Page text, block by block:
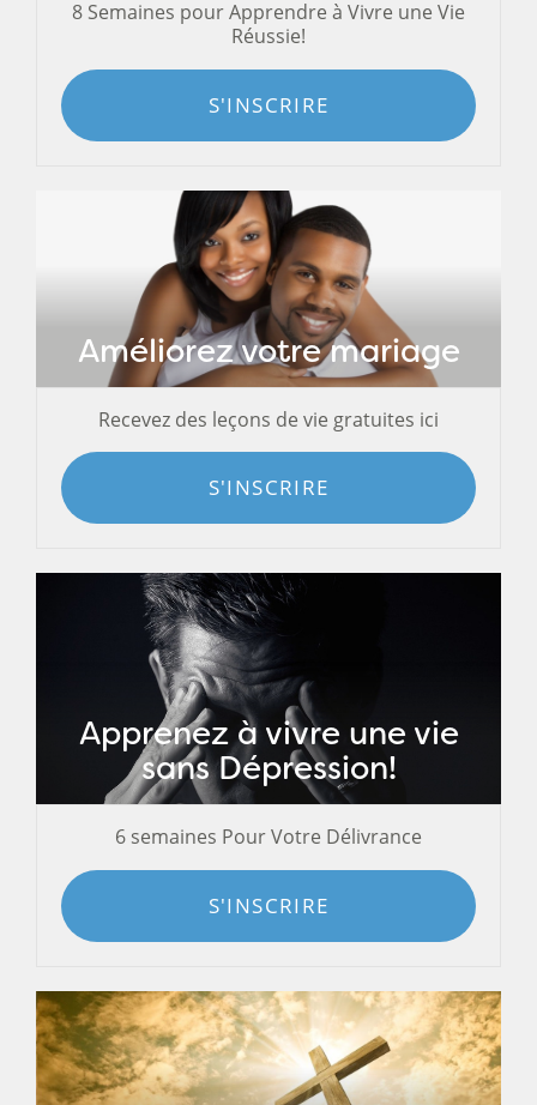
8 Semaines pour Apprendre à Vivre une Vie
Réussie!
S'INSCRIRE
Améliorez votre mariage
Recevez des leçons de vie gratuites ici
S'INSCRIRE
Apprenez à vivre une vie
sans Dépression!
6 semaines Pour Votre Délivrance
S'INSCRIRE